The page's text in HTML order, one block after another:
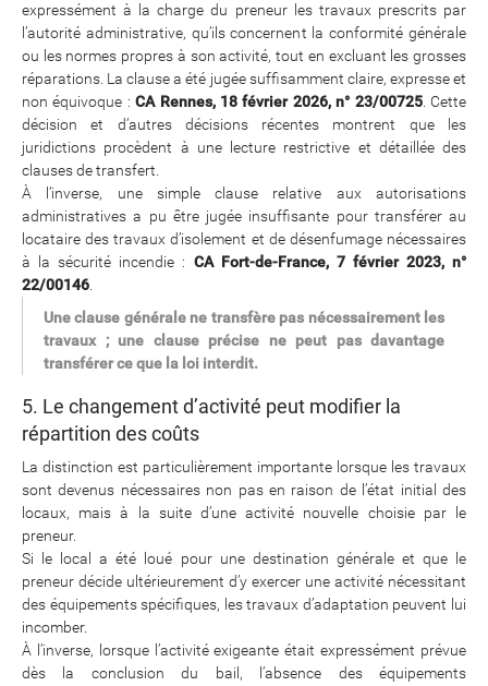
expressément à la charge du preneur les travaux prescrits par
l’autorité administrative, qu’ils concernent la conformité générale
ou les normes propres à son activité, tout en excluant les grosses
réparations. La clause a été jugée suffisamment claire, expresse et
non équivoque :CA Rennes, 18 février 2026, n° 23/00725. Cette
décision et d’autres décisions récentes montrent que les
juridictions procèdent à une lecture restrictive et détaillée des
clauses de transfert.
À l’inverse, une simple clause relative aux autorisations
administratives a pu être jugée insuffisante pour transférer au
locataire des travaux d’isolement et de désenfumage nécessaires
à la sécurité incendie : CA Fort-de-France, 7 février 2023, n°
22/00146
Une clause générale ne transfère pas nécessairement les
travaux ; une clause précise ne peut pas davantage
transférer ce que la loi interdit.
5. Le changement d’activité peut modifier la
répartition des coûts
La distinction est particulièrement importante lorsque les travaux
sont devenus nécessaires non pas en raison de l’état initial des
locaux, mais à la suite d’une activité nouvelle choisie par le
preneur.
Si le local a été loué pour une destination générale et que le
preneur décide ultérieurement d’y exercer une activité nécessitant
des équipements spécifiques, les travaux d’adaptation peuvent lui
incomber.
À l’inverse, lorsque l’activité exigeante était expressément prévue
dès la conclusion du bail, l’absence des équipements